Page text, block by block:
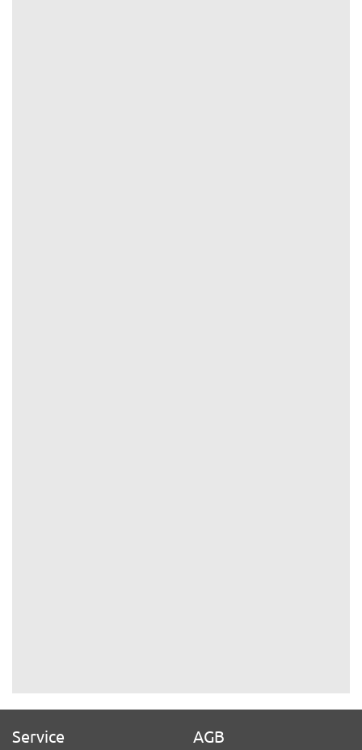
Service AGB